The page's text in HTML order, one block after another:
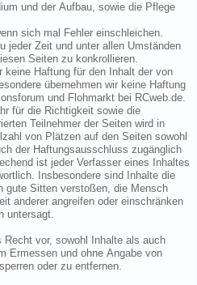
und der Aufbau, sowie die Pflege
sich mal Fehler einschleichen.
jeder Zeit und unter allen Umständen
Seiten zu konkrollieren.
keine Haftung für den Inhalt der von
übernehmen wir keine Haftung
und Flohmarkt bei RCweb.de.
für die Richtigkeit sowie die
Teilnehmer der Seiten wird in
von Plätzen auf den Seiten sowohl
der Haftungsausschluss zugänglich
ist jeder Verfasser eines Inhaltes
Insbesondere sind Inhalte die
gute Sitten verstoßen, die Mensch
anderer angreifen oder einschränken
untersagt.
vor, sowohl Inhalte als auch
Ermessen und ohne Angabe von
oder zu entfernen.